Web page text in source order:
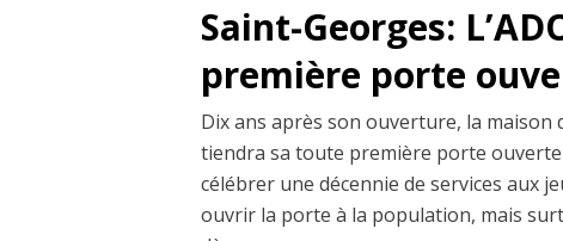
Saint-Georges:
première porte
Dix ans après son ouverture, la maison
tiendra sa toute première porte
célébrer une décennie de services aux
ouvrir la porte à la population, mais